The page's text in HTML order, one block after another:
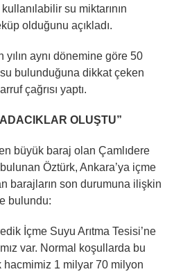
su miktarının
olduğunu açıkladı.
aynı dönemine göre 50
bulunduğuna dikkat çeken
çağrısı yaptı.
OLUŞTU”
büyük baraj olan Çamlıdere
Öztürk, Ankara’ya içme
barajların son durumuna ilişkin
bulundu:
İçme Suyu Arıtma Tesisi’ne
var. Normal koşullarda bu
hacmimiz 1 milyar 70 milyon